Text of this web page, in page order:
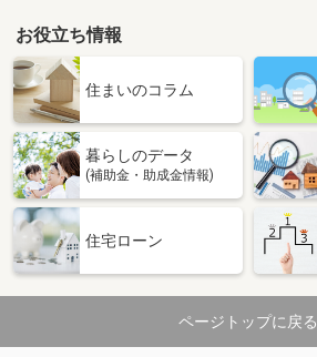
お役立ち情報
住まいのコラム
暮らしのデータ
(補助金・助成金情報)
住宅ローン
ページトップに戻る